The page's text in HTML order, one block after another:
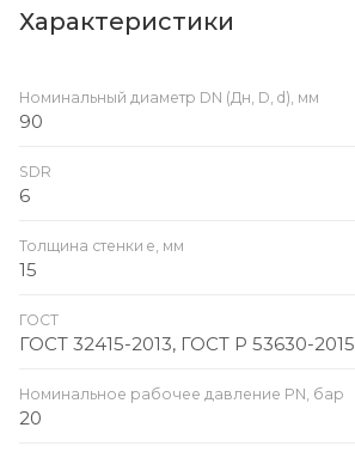
Характеристики
Номинальный диаметр DN (Дн, D, d), мм
90
SDR
6
Толщина стенки e, мм
15
ГОСТ
ГОСТ 32415-2013, ГОСТ Р 53630-2015
Номинальное рабочее давление PN, бар
20